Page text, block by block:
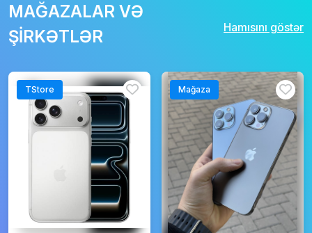
MAĞAZALAR VƏ
ŞİRKƏTLƏR
Hamısını göstər
TStore Mağaza